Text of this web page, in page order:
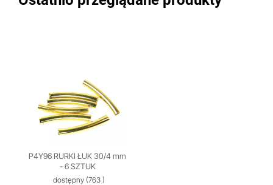
P4Y96 RURKI ŁUK 30/4 mm
- 6 SZTUK
dostępny (763 )